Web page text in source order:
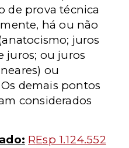
de prova técnica
há ou não
juros
juros; ou juros
ou
demais pontos
considerados
REsp 1.124.552